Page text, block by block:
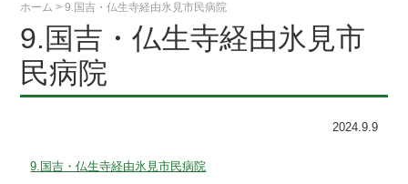
ホーム >9.国吉・仏生寺経由氷見市民病院
9.国吉・仏生寺経由氷見市
民病院
2024.9.9
9.国吉・仏生寺経由氷見市民病院